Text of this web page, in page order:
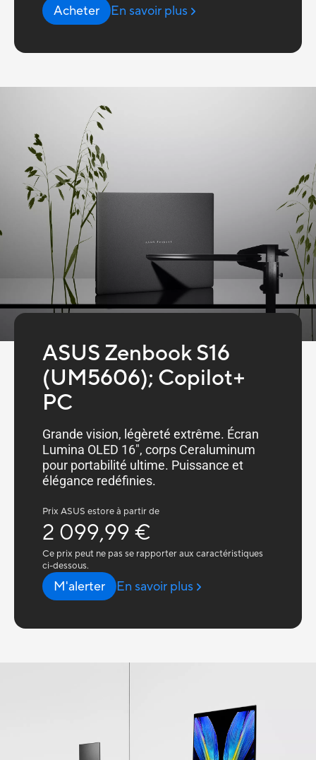
Acheter En savoir plus
ASUS Zenbook S16
(UM5606); Copilot+
PC
Grande vision, légèreté extrême. Écran
Lumina OLED 16", corps Ceraluminum
pour portabilité ultime. Puissance et
élégance redéfinies.
Prix ASUS estore à partir de
2 099,99 €
Ce prix peut ne pas se rapporter aux caractéristiques
ci-dessous.
M'alerter En savoir plus